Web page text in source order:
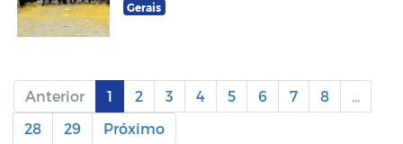
Gerais
Anterior 1 2 3 4 5 6 7 8
...
28
29 Próximo